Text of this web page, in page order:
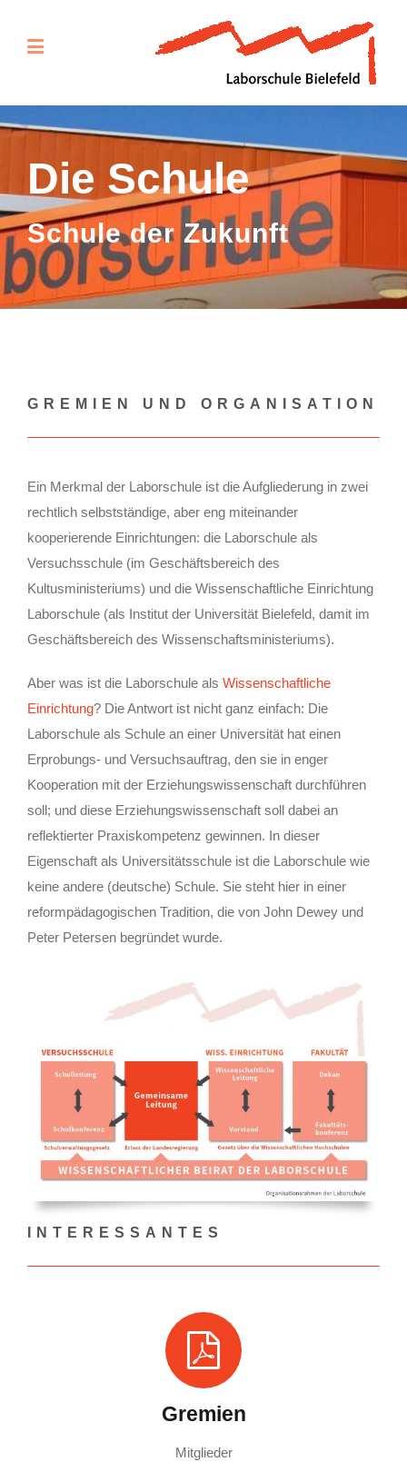
Die Schule
Schule der Zukunft
GREMIEN UND ORGANISATION
Ein Merkmal der Laborschule ist die Aufgliederung in zwei
rechtlich selbstständige, aber eng miteinander
kooperierende Einrichtungen: die Laborschule als
Versuchsschule (im Geschäftsbereich des
Kultusministeriums) und die Wissenschaftliche Einrichtung
Laborschule (als Institut der Universität Bielefeld, damit im
Geschäftsbereich des Wissenschaftsministeriums).
Aber was ist die Laborschule als Wissenschaftliche
Einrichtung? Die Antwort ist nicht ganz einfach: Die
Laborschule als Schule an einer Universität hat einen
Erprobungs- und Versuchsauftrag, den sie in enger
Kooperation mit der Erziehungswissenschaft durchführen
soll; und diese Erziehungswissenschaft soll dabei an
reflektierter Praxiskompetenz gewinnen. In dieser
Eigenschaft als Universitätsschule ist die Laborschule wie
keine andere (deutsche) Schule. Sie steht hier in einer
reformpädagogischen Tradition, die von John Dewey und
Peter Petersen begründet wurde.
INTERESSANTES
Gremien
Mitglieder